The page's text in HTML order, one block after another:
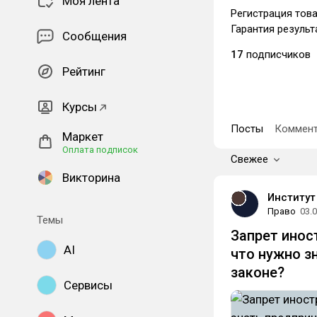
Сообщения
Рейтинг
Курсы
Маркет
Оплата подписок
Викторина
Темы
AI
Сервисы
Регистрация
Гарантия
17 подписчиков
Посты
Свежее
Право
Запрет
что нужно
законе?